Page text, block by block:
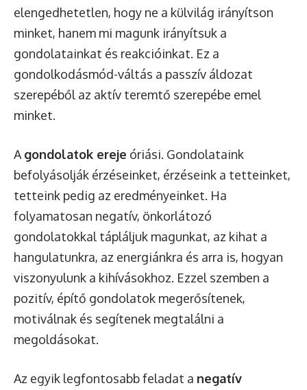
elengedhetetlen, hogy ne a külvilág irányítson
minket, hanem mi magunk irányítsuk a
gondolatainkat és reakcióinkat. Ez a
gondolkodásmód-váltás a passzív áldozat
szerepéből az aktív teremtő szerepébe emel
minket.
A gondolatok ereje óriási. Gondolataink
befolyásolják érzéseinket, érzéseink a tetteinket,
tetteink pedig az eredményeinket. Ha
folyamatosan negatív, önkorlátozó
gondolatokkal tápláljuk magunkat, az kihat a
hangulatunkra, az energiánkra és arra is, hogyan
viszonyulunk a kihívásokhoz. Ezzel szemben a
pozitív, építő gondolatok megerősítenek,
motiválnak és segítenek megtalálni a
megoldásokat.
Az egyik legfontosabb feladat a negatív